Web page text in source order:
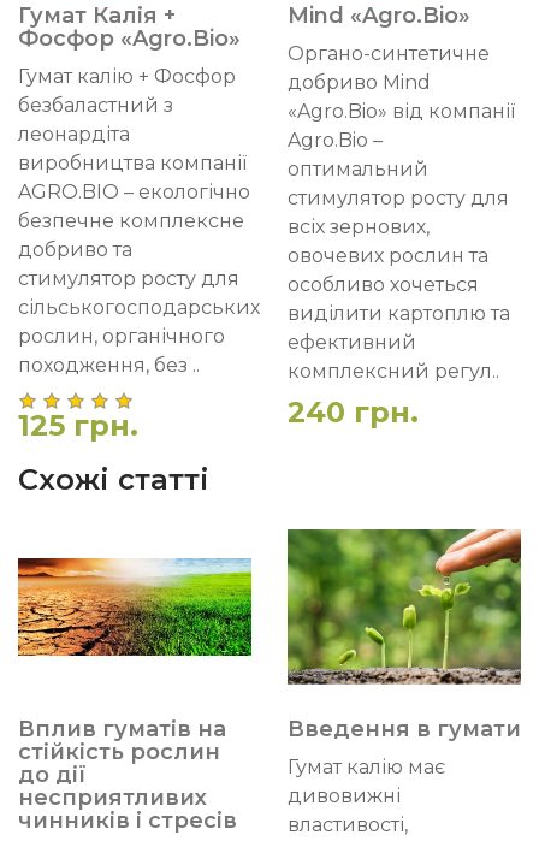
Гумат Калія +
Фосфор «Agro.Bio»
Гумат калію + Фосфор
безбаластний з
леонардіта
виробництва компанії
AGRO.BIO – екологічно
безпечне комплексне
добриво та
стимулятор росту для
сільськогосподарських
рослин, органічного
походження, без ..
125 грн.
Mind «Agro.Bio»
Органо-синтетичне
добриво Mind
«Agro.Bio» від компанії
Agro.Bio –
оптимальний
стимулятор росту для
всіх зернових,
овочевих рослин та
особливо хочеться
виділити картоплю та
ефективний
комплексний регул..
240 грн.
Схожі статті
Вплив гуматів на
стійкість рослин
до дії
несприятливих
чинників і стресів
Введення в гумати
Гумат калію має
дивовижні
властивості,